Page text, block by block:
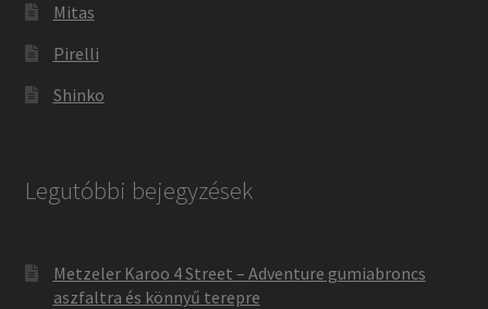
Mitas
Pirelli
Shinko
Legutóbbi bejegyzések
Metzeler Karoo 4 Street – Adventure gumiabroncs
aszfaltra és könnyű terepre